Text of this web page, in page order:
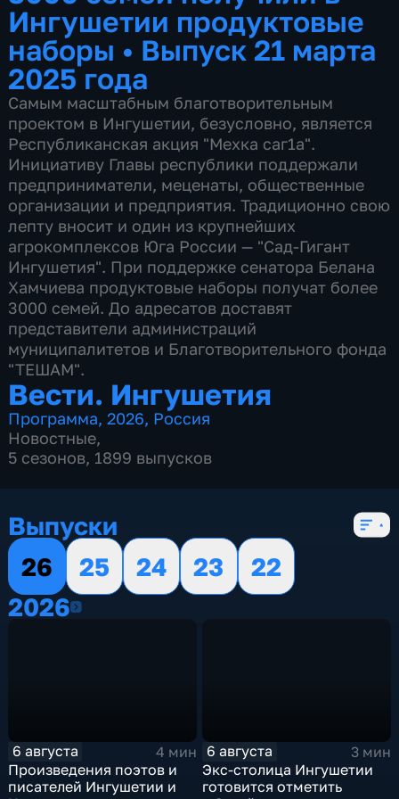
Ингушетии продуктовые
наборы • Выпуск 21 марта
2025 года
Самым масштабным благотворительным
проектом в Ингушетии, безусловно, является
Республиканская акция "Мехка саг1а".
Инициативу Главы республики поддержали
предприниматели, меценаты, общественные
организации и предприятия. Традиционно свою
лепту вносит и один из крупнейших
агрокомплексов Юга России — "Сад-Гигант
Ингушетия". При поддержке сенатора Белана
Хамчиева продуктовые наборы получат более
3000 семей. До адресатов доставят
представители администраций
муниципалитетов и Благотворительного фонда
"ТЕШАМ".
Вести. Ингушетия
Программа,2026, Россия
Новостные,
5 сезонов, 1899 выпусков
Выпуски
26
25 24 23
22
20262026
6 августа
4 мин
Произведения поэтов и
писателей Ингушетии и
6 августа
3 мин
Экс-столица Ингушетии
готовится отметить